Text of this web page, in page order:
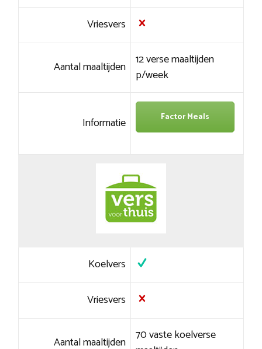
Vriesvers
Aantal maaltijden 12 verse maaltijden
p/week
Informatie Factor Meals
Koelvers
Vriesvers
Aantal maaltijden 70 vaste koelverse